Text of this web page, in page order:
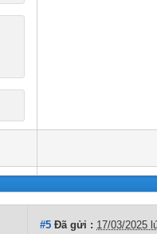
#5 Đã gửi : 17/03/2025